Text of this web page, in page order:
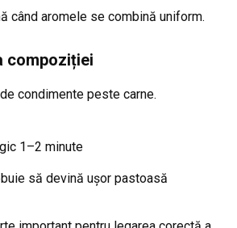
când aromele se combină uniform.
compoziției
condimente peste carne.
1–2 minute
să devină ușor pastoasă